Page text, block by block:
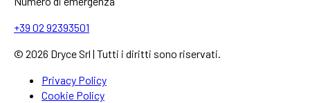
+39 02 92393501
© 2026 Dryce Srl | Tutti i diritti sono riservati.
Privacy Policy
Cookie Policy